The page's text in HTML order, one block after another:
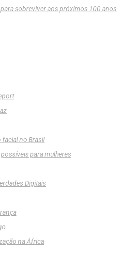
sobreviver aos próximos 100 anos
no Brasil
para mulheres
Digitais
na África